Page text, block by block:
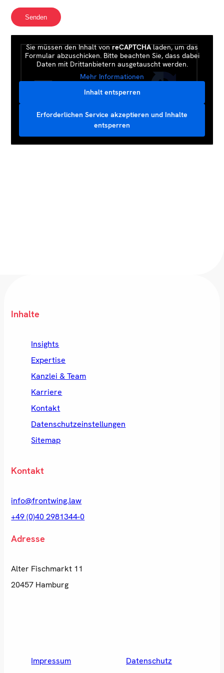
Sie müssen den Inhalt vonreCAPTCHAladen, um das
Formular abzuschicken. Bitte beachten Sie, dass dabei
Daten mit Drittanbietern ausgetauscht werden.
Mehr Informationen
Inhalt entsperren
Erforderlichen Service akzeptieren und Inhalte
entsperren
Inhalte
Insights
Expertise
Kanzlei & Team
Karriere
Kontakt
Datenschutzeinstellungen
Sitemap
Kontakt
info@frontwing.law
+49 (0)40 2981344-0
Adresse
Alter Fischmarkt 11
20457 Hamburg
Impressum Datenschutz